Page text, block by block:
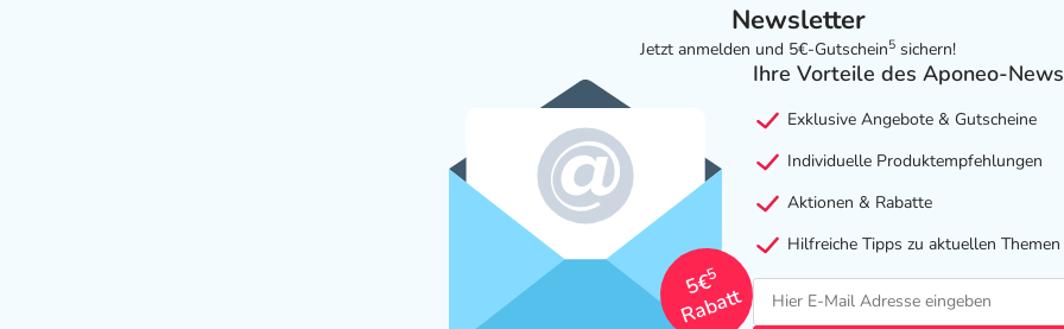
Newsletter
Jetzt anmelden und 5€-Gutschein5 sichern!
5€
5
Rabatt
Ihre Vorteile des Aponeo-
Exklusive Angebote & Gutscheine
Individuelle Produktempfehlungen
Aktionen & Rabatte
Hilfreiche Tipps zu aktuellen Themen